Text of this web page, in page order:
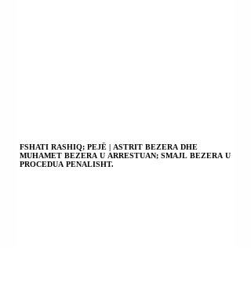
FSHATI RASHIQ; PEJË | ASTRIT BEZERA DHE
MUHAMET BEZERA U ARRESTUAN; SMAJL BEZERA U
PROCEDUA PENALISHT.